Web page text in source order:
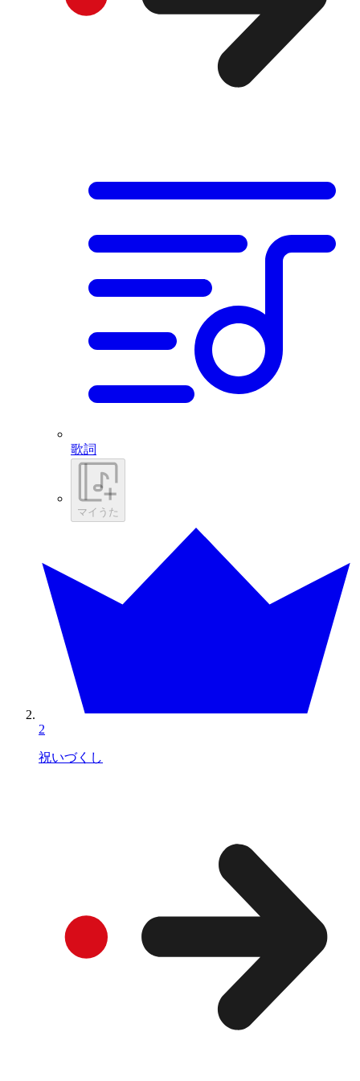
歌詞
マイうた
2
祝いづくし